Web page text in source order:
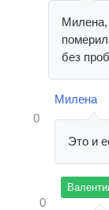
Милена,
без
0
Милена
Это и
0